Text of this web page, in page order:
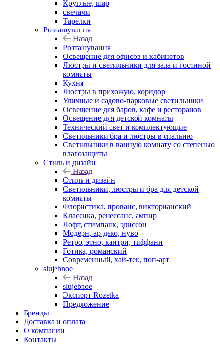
Круглые, шар
свечами
Тарелки
Розташування
Назад
Розташування
Освещение для офисов и кабинетов
Люстры и светильники для зала и гостиной
комнаты
Кухня
Люстры в прихожую, коридор
Уличные и садово-парковые светильники
Освещение для баров, кафе и ресторанов
Освещение для детской комнаты
Технический свет и комплектующие
Светильники бра и люстры в спальню
Светильники в ванную комнату со степенью
влагозащиты
Стиль и дизайн
Назад
Стиль и дизайн
Светильники, люстры и бра для детской
комнаты
Флористика, прованс, викторианский
Классика, ренессанс, ампир
Лофт, стимпанк, эдиссон
Модерн, ар-деко, нуво
Ретро, этно, кантри, тиффани
Готика, романский
Современный, хай-тек, поп-арт
slujebnoe
Назад
slujebnoe
Экспорт Rozetka
Предложение
Бренды
Доставка и оплата
О компании
Контакты